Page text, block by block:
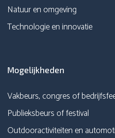
Natuur en omgeving
Technologie en innovatie
Mogelijkheden
Vakbeurs, congres of
Publieksbeurs of festival
Outdooractiviteiten en